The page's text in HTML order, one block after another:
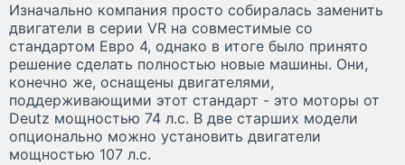
Изначально компания просто собиралась заменить
двигатели в серии VR на совместимые со
стандартом Евро 4, однако в итоге было принято
решение сделать полностью новые машины. Они,
конечно же, оснащены двигателями,
поддерживающими этот стандарт - это моторы от
Deutz мощностью 74 л.с. В две старших модели
опционально можно установить двигатели
мощностью 107 л.с.